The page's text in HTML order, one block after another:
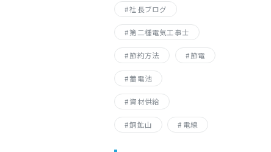
社長ブログ
第二種電気工事士
節約方法 節電
蓄電池
資材供給
銅鉱山 電線